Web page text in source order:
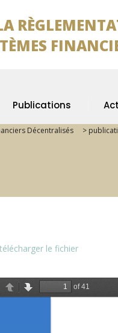
Publications
Décentralisés >
le fichier